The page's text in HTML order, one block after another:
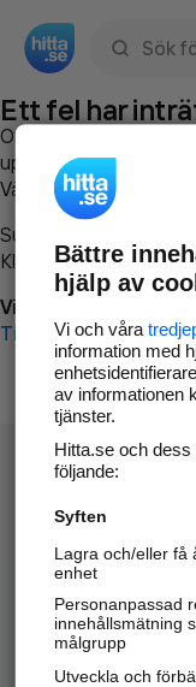
Ett fel har
Om du vill kan du
uppstod så att vi
Vänligen försök med
Surfa till
Klicka påTillbaka-
Vi beklagar besväret!
Till startsidan
Hitta.se - Gratis
Sök företag,
Hitta
Bättre
hjälp av
Vi och våra
information med
av informationen
tjänster.
Hitta.se och
följande:
Syften
Lagra och/eller få
enhet
Personanpassad
innehållsmätning
målgrupp
Utveckla och